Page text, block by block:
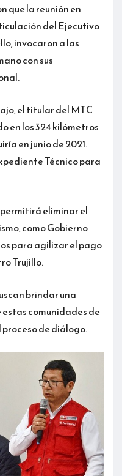
que la reunión en
del Ejecutivo
invocaron a las
con sus
el titular del MTC
en los 324 kilómetros
en junio de 2021.
Técnico para
eliminar el
como Gobierno
para agilizar el pago
Trujillo.
brindar una
comunidades de
de diálogo.